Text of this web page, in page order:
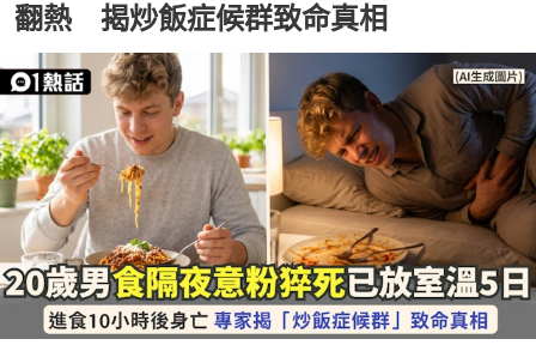
翻熱 揭炒飯症候群致命真相